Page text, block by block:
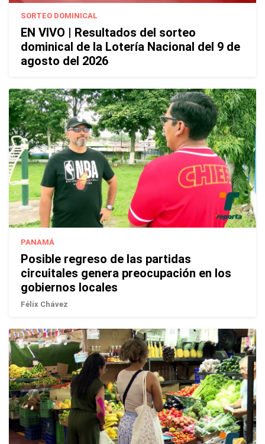
SORTEO DOMINICAL
EN VIVO | Resultados del sorteo
dominical de la Lotería Nacional del 9 de
agosto del 2026
PANAMÁ
Posible regreso de las partidas
circuitales genera preocupación en los
gobiernos locales
Félix Chávez